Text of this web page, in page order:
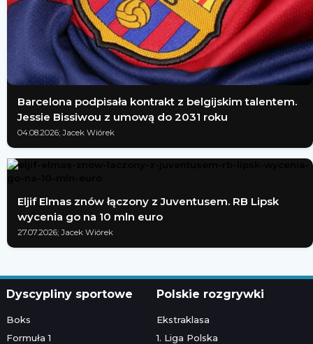
Barcelona podpisała kontrakt z belgijskim talentem.
Jessie Bissiwou z umową do 2031 roku
04.08.2026; Jacek Wiórek
Eljif Elmas znów łączony z Juventusem. RB Lipsk
wycenia go na 10 mln euro
27.07.2026; Jacek Wiórek
Dyscypliny sportowe
Boks
Formuła 1
Polskie rozgrywki
Ekstraklasa
1. Liga Polska